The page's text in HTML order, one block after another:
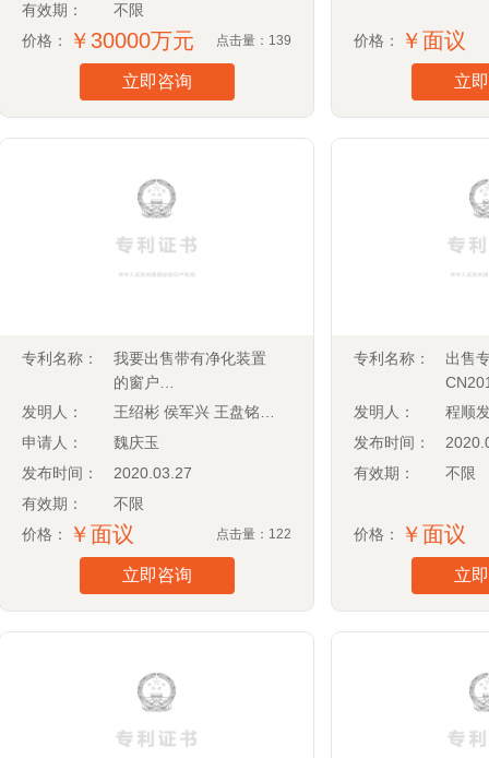
有效期：
不限
价格：
￥30000万元 点击量：139
立即咨询
价格： ￥面议
立
专利名称：
我要出售带有净化装置
的窗户
(CN201410190859.3)
发明人：
申请人：
魏庆玉
发布时间：
2020.03.27
有效期：
不限
价格：
￥面议 点击量：122
立即咨询
专利名称：
出售
发明人：
发布时间：
有效期：
不限
价格： ￥面议
立